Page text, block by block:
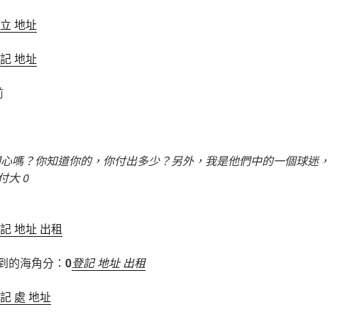
地址
地址
嗎？你知道你的，你付出多少？另外，我是他們中的一個球迷，
大 0
地址 出租
的海角分： 0登記 地址 出租
處 地址